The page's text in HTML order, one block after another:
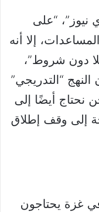
نيوز”، “على
إلا أنه
دون شروط”،
“التدريجي”
نحتاج أيضًا إلى
إلى وقف إطلاق
غزة يحتاجون